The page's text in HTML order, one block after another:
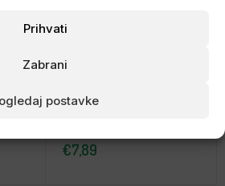
Prihvati
Zabrani
postavke
Vitamin B kompleks, 90
€7,89